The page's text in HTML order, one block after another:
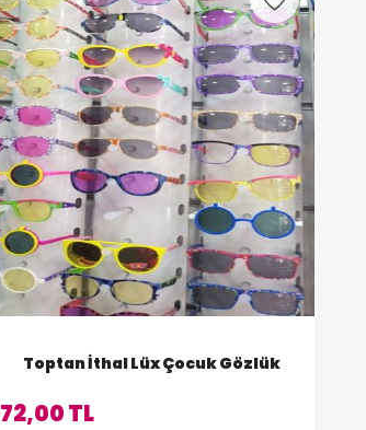
Toptan İthal Lüx Çocuk Gözlük
72,00 TL